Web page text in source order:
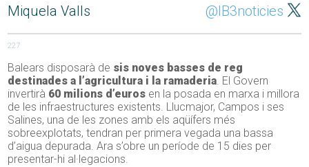
Miquela Valls @IB3noticies
227
Balears disposarà de sis noves basses de reg
destinades a l’agricultura i la ramaderia. El Govern
invertirà 60 milions d’euros en la posada en marxa i millora
de les infraestructures existents. Llucmajor, Campos i ses
Salines, una de les zones amb els aqüífers més
sobreexplotats, tendran per primera vegada una bassa
d’aigua depurada. Ara s’obre un període de 15 dies per
presentar-hi al·legacions.